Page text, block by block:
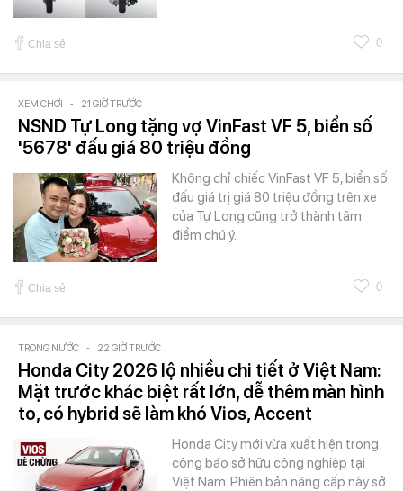
Chia sẻ 0
XEM CHƠI - 21 GIỜ TRƯỚC
NSND Tự Long tặng vợ VinFast VF 5, biển số
'5678' đấu giá 80 triệu đồng
Không chỉ chiếc VinFast VF 5, biển số
đấu giá trị giá 80 triệu đồng trên xe
của Tự Long cũng trở thành tâm
điểm chú ý.
Chia sẻ 0
TRONG NƯỚC - 22 GIỜ TRƯỚC
Honda City 2026 lộ nhiều chi tiết ở Việt Nam:
Mặt trước khác biệt rất lớn, dễ thêm màn hình
to, có hybrid sẽ làm khó Vios, Accent
Honda City mới vừa xuất hiện trong
công báo sở hữu công nghiệp tại
Việt Nam. Phiên bản nâng cấp này sở